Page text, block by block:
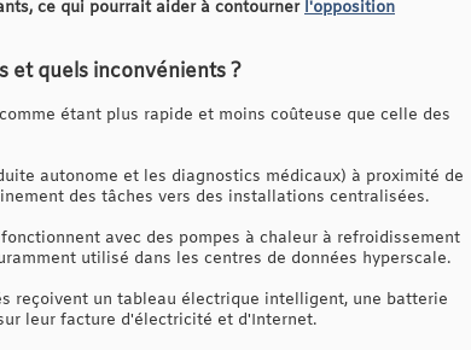
ce qui pourrait aider à contourner l'opposition
et quels inconvénients ?
étant plus rapide et moins coûteuse que celle des
autonome et les diagnostics médicaux) à proximité de
des tâches vers des installations centralisées.
avec des pompes à chaleur à refroidissement
utilisé dans les centres de données hyperscale.
reçoivent un tableau électrique intelligent, une batterie
leur facture d'électricité et d'Internet.